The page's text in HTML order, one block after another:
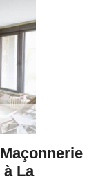
à La